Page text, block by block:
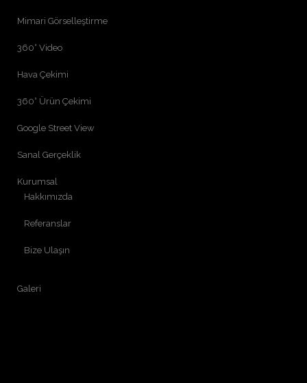
Mimari Görselleştirme
360° Video
Hava Çekimi
360° Ürün Çekimi
Google Street View
Sanal Gerçeklik
Kurumsal
Hakkımızda
Referanslar
Bize Ulaşın
Galeri